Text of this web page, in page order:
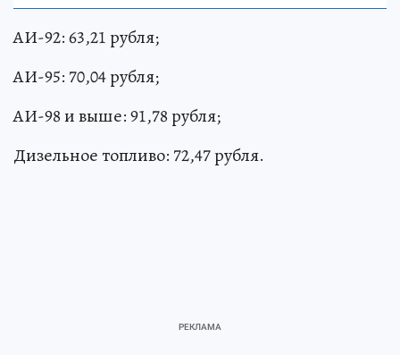
АИ-92: 63,21 рубля;
АИ-95: 70,04 рубля;
АИ-98 и выше: 91,78 рубля;
Дизельное топливо: 72,47 рубля.